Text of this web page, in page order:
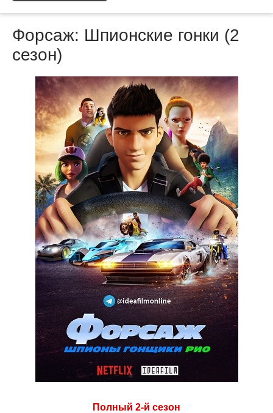
Форсаж: Шпионские гонки (2
сезон)
Полный 2-й сезон